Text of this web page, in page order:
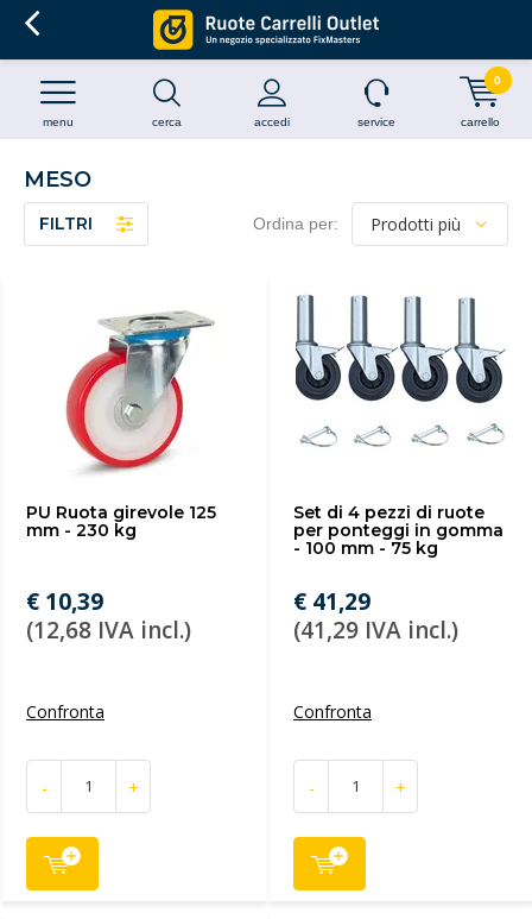
cerca accedi
menu service carrello
0
MESO
FILTRI Ordina per:
PU Ruota girevole 125
mm - 230 kg
€ 10,39
(12,68 IVA incl.)
Confronta
- +
Set di 4 pezzi di ruote
per ponteggi in gomma
- 100 mm - 75 kg
€ 41,29
(41,29 IVA incl.)
Confronta
- +